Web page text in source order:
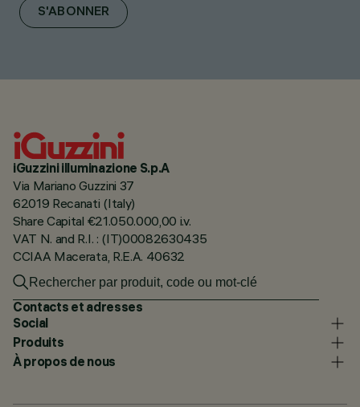
S'ABONNER
iGuzzini illuminazione S.p.A
Via Mariano Guzzini 37
62019 Recanati (Italy)
Share Capital €21.050.000,00 i.v.
VAT N. and R.I. : (IT)00082630435
CCIAA Macerata, R.E.A. 40632
Contacts et adresses
Social
Produits
À propos de nous